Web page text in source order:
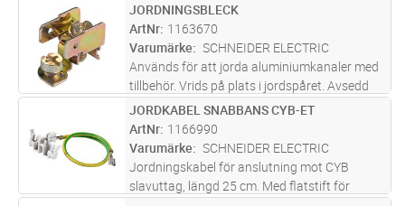
ST Lägg i kundvagn
JORDNINGSBLECK
ArtNr 1163670
Varumärke
SCHNEIDER ELECTRIC
Används för att jorda aluminiumkanaler med
tillbehör. Vrids på plats i jordspåret. Avsedd
för max 4 mm² area.
ST Lägg i kundvagn
JORDKABEL SNABBANS CYB-ET
ArtNr 1166990
Varumärke
SCHNEIDER ELECTRIC
Jordningskabel för anslutning mot CYB
slavuttag, längd 25 cm. Med flatstift för